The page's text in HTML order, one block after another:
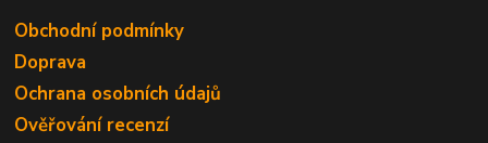
Obchodní podmínky
Doprava
Ochrana osobních údajů
Ověřování recenzí